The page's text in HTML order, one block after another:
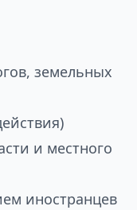
земельных
и местного
иностранцев